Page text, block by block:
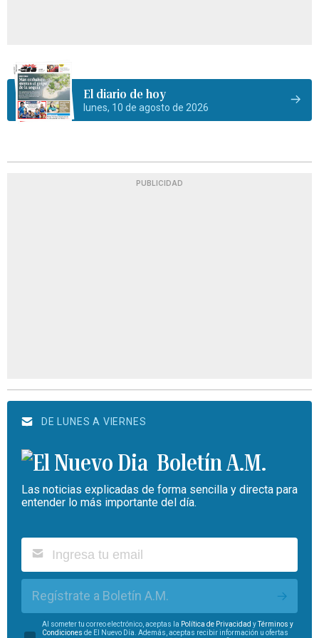
El diario de hoy
lunes, 10 de agosto de 2026
PUBLICIDAD
DE LUNES A VIERNES
Boletín A.M.
Las noticias explicadas de forma sencilla y directa para
entender lo más importante del día.
Regístrate a Boletín A.M.
Al someter tu correo electrónico, aceptas la Política de Privacidad y
Términos y
Condiciones de El Nuevo Día. Además, aceptas recibir información u ofertas